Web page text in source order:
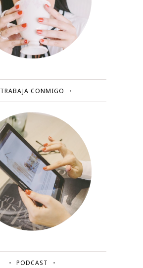
TRABAJA CONMIGO
PODCAST